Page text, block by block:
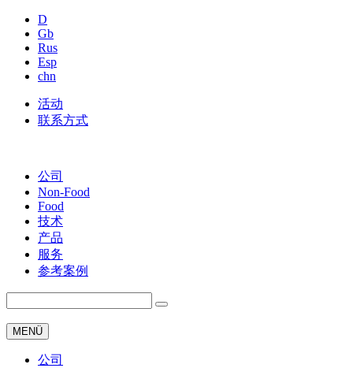
D
Gb
Rus
Esp
chn
活动
联系方式
公司
Non-Food
Food
技术
产品
服务
参考案例
MENÜ
公司